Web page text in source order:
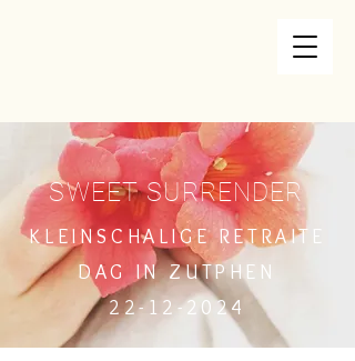
SWEET SURRENDER
KLEINSCHALIGE RETRAITE
DAG IN ZUTPHEN
22-12-2024